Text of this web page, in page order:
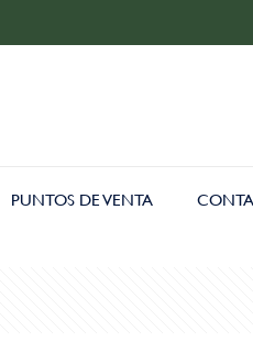
PUNTOS DE VENTA